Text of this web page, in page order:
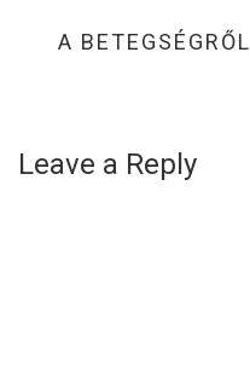
A BETEGSÉGRŐL
Leave a Reply